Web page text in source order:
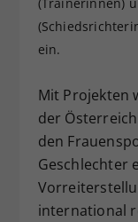
ein.
Mit Projekten
der
den
Geschlechter
international